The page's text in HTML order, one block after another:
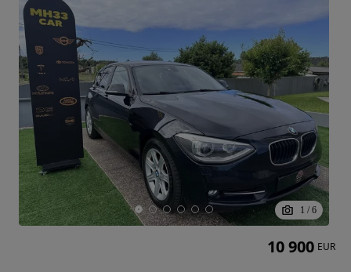
1 / 6
10 900 EUR